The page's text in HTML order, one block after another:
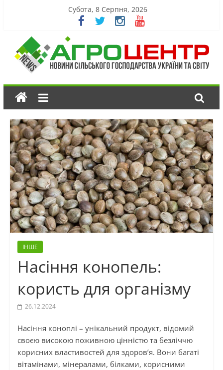
Субота, 8 Серпня, 2026
ІНШЕ
Насіння конопель:
користь для організму
26.12.2024
Насіння коноплі – унікальний продукт, відомий
своєю високою поживною цінністю та безліччю
корисних властивостей для здоров’я. Вони багаті
вітамінами, мінералами, білками, корисними